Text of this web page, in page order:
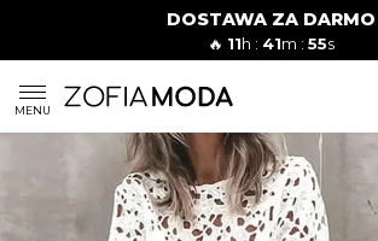
DOSTAWA ZA DARMO
🔥 11h : 41m : 54s
MENU
SUKIENKI